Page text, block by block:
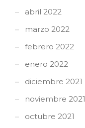
abril 2022
marzo 2022
febrero 2022
enero 2022
diciembre 2021
noviembre 2021
octubre 2021